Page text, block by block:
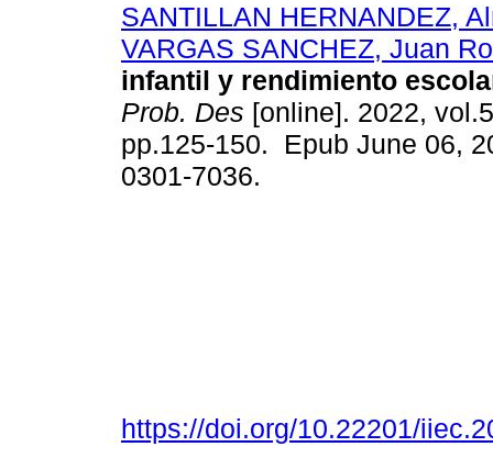
SANTILLAN HERNANDEZ,
VARGAS SANCHEZ, Juan
infantil y rendimiento
Prob. Des [online]. 2022,
pp.125-150. Epub June 06,
0301-7036.
https://doi.org/10.22201/